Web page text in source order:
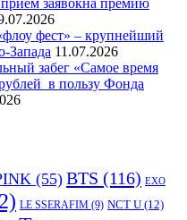
заявокна премию
фест» – крупнейший
Запада 11.07.2026
забег «Самое время
в пользу Фонда
(55) BTS (116) EXO
LE SSERAFIM (9) NCT U (12)